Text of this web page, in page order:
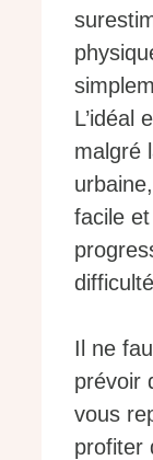
L’idéal
malgré
facile
Il ne
prévoir
vous
profiter